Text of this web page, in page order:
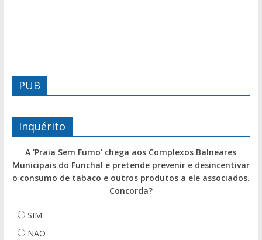
PUB
Inquérito
A 'Praia Sem Fumo' chega aos Complexos Balneares
Municipais do Funchal e pretende prevenir e desincentivar
o consumo de tabaco e outros produtos a ele associados.
Concorda?
SIM
NÃO